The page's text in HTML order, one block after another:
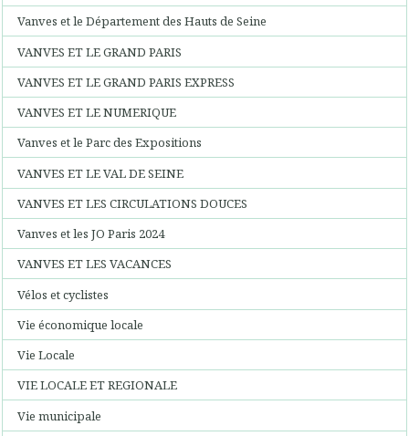
Vanves et le Département des Hauts de Seine
VANVES ET LE GRAND PARIS
VANVES ET LE GRAND PARIS EXPRESS
VANVES ET LE NUMERIQUE
Vanves et le Parc des Expositions
VANVES ET LE VAL DE SEINE
VANVES ET LES CIRCULATIONS DOUCES
Vanves et les JO Paris 2024
VANVES ET LES VACANCES
Vélos et cyclistes
Vie économique locale
Vie Locale
VIE LOCALE ET REGIONALE
Vie municipale